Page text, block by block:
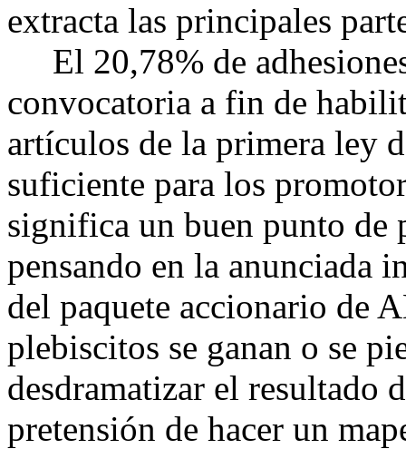
extracta las principales
El 20,78% de
convocatoria a fin de
artículos de la primera ley
suficiente para los
significa un buen punto de
pensando en la anunciada
del paquete accionario de
plebiscitos se ganan o se
desdramatizar el resultado
pretensión de hacer un